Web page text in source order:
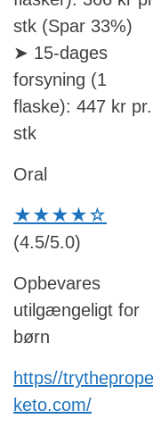
stk (Spar 33%)
➤ 15-dages
forsyning (1
flaske): 447 kr pr.
stk
Oral
★★★★☆
(4.5/5.0)
Opbevares
utilgængeligt for
børn
https//
keto.com/